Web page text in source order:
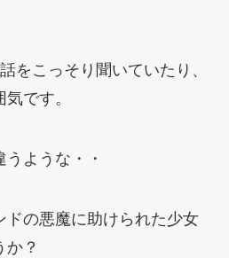
をこっそり聞いていたり、
です。
ような・・
ドの悪魔に助けられた少女
か？